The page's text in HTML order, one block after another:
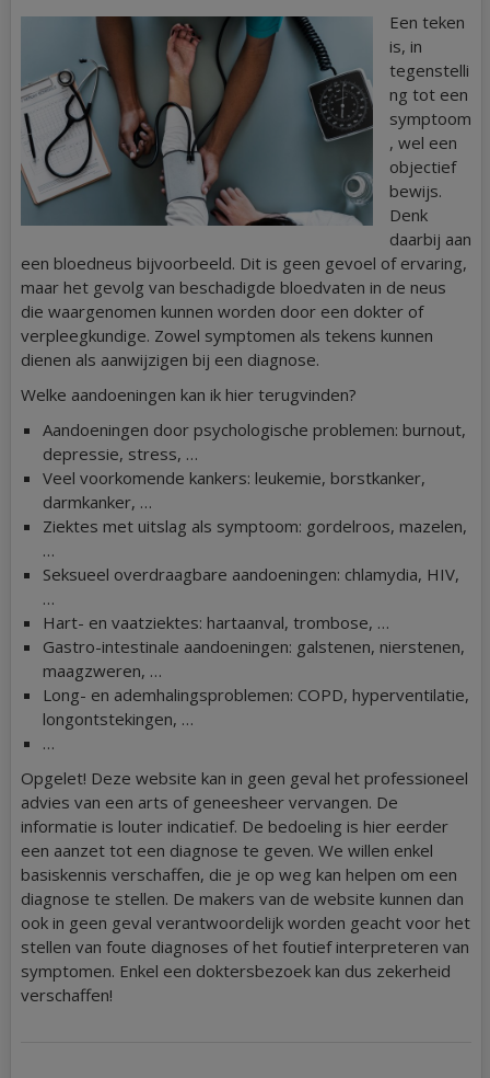
Een teken
is, in
tegenstelli
ng tot een
symptoom
, wel een
objectief
bewijs.
Denk
daarbij aan
een bloedneus bijvoorbeeld. Dit is geen gevoel of ervaring,
maar het gevolg van beschadigde bloedvaten in de neus
die waargenomen kunnen worden door een dokter of
verpleegkundige. Zowel symptomen als tekens kunnen
dienen als aanwijzigen bij een diagnose.
Welke aandoeningen kan ik hier terugvinden?
Aandoeningen door psychologische problemen: burnout,
depressie, stress, …
Veel voorkomende kankers: leukemie, borstkanker,
darmkanker, …
Ziektes met uitslag als symptoom: gordelroos, mazelen,
…
Seksueel overdraagbare aandoeningen: chlamydia, HIV,
…
Hart- en vaatziektes: hartaanval, trombose, …
Gastro-intestinale aandoeningen: galstenen, nierstenen,
maagzweren, …
Long- en ademhalingsproblemen: COPD, hyperventilatie,
longontstekingen, …
…
Opgelet! Deze website kan in geen geval het professioneel
advies van een arts of geneesheer vervangen. De
informatie is louter indicatief. De bedoeling is hier eerder
een aanzet tot een diagnose te geven. We willen enkel
basiskennis verschaffen, die je op weg kan helpen om een
diagnose te stellen. De makers van de website kunnen dan
ook in geen geval verantwoordelijk worden geacht voor het
stellen van foute diagnoses of het foutief interpreteren van
symptomen. Enkel een doktersbezoek kan dus zekerheid
verschaffen!